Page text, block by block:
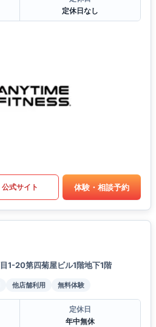
定休日なし
公式サイト 体験・相談予約
1-20第四菊屋ビル1階地下1階
他店舗利用 無料体験
定休日
年中無休